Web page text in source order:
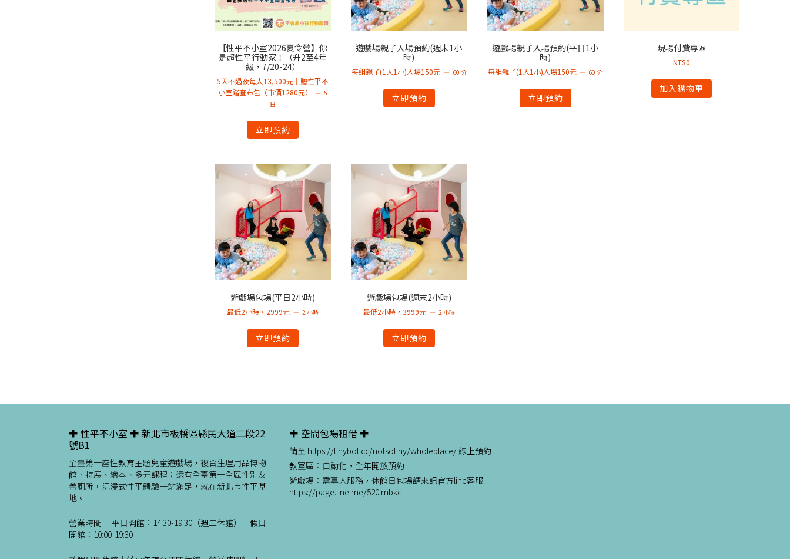
【性平不小室2026夏令營】你
是超性平行動家！（升2至4年
級，7/20-24）
5天不過夜每人13,500元｜贈性平不
小室踏查布包（市價1280元）
5
日
立即預約
遊戲場親子入場預約(週末1小
時)
每組親子(1大1小)入場150元 60 分
立即預約
遊戲場親子入場預約(平日1小
時)
每組親子(1大1小)入場150元 60 分
立即預約
現場付費專區
NT$0
加入購物車
遊戲場包場(平日2小時)
最低2小時，2999元 2 小時
立即預約
遊戲場包場(週末2小時)
最低2小時，3999元 2 小時
立即預約
✚ 性平不小室 ✚ 新北市板橋區縣民大道二段22
號B1
全臺第一座性教育主題兒童遊戲場，複合生理用品博物
館、特展、繪本、多元課程；還有全臺第一全區性別友
善廁所，沉浸式性平體驗一站滿足，就在新北市性平基
地。
營業時間 ｜平日開館：14:30-19:30（週二休館）｜假日
開館：10:00-19:30
✚ 空間包場租借 ✚
請至 https://tinybot.cc/notsotiny/wholeplace/ 線上預約
教室區：自動化，全年開放預約
遊戲場：需專人服務，休館日包場請來訊官方line客服
https://page.line.me/520lmbkc